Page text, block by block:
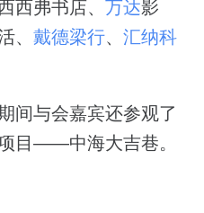
西弗书店、 万达影
、 戴德梁行、 汇纳科
间与会嘉宾还参观了
目——中海大吉巷。